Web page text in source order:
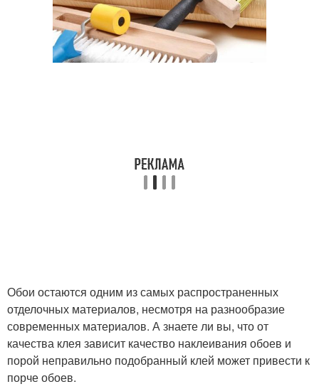
Обои остаются одним из самых распространенных
отделочных материалов, несмотря на разнообразие
современных материалов. А знаете ли вы, что от
качества клея зависит качество наклеивания обоев и
порой неправильно подобранный клей может привести к
порче обоев.